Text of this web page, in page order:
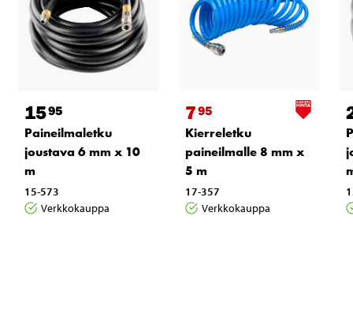
1595
Paineilmaletku
joustava 6 mm x 10
m
15-573
Verkkokauppa
795
Kierreletku
paineilmalle 8 mm x
5 m
17-357
Verkkokauppa